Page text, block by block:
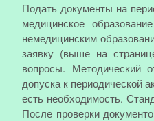
Подать документы на
медицинское
немедицинским
заявку (выше на
вопросы. Методический
допуска к периодической
есть необходимость.
После проверки